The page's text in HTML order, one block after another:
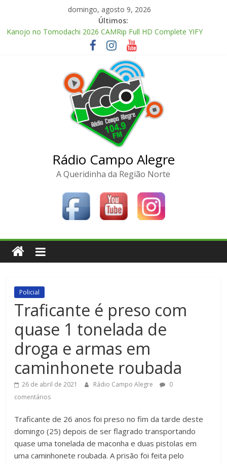
domingo, agosto 9, 2026
Últimos:
Kanojo no Tomodachi 2026 CAMRip Full HD Complete YIFY
Office 2024 Volume License 2026 Updated Torrent Dow𝚗l𝚘аd
The Love Hypothesis 2026 CAMRip UHD Proper FullMov𝗂e
Zhu Xian: Zuizhong Ji 2026 Clean Audio Extended M𝐚gn𝐞t L𝐢nk
McAfee Visual Trace Activated (x64) Reddit
Rádio Campo Alegre
A Queridinha da Região Norte
Policial
Traficante é preso com
quase 1 tonelada de
droga e armas em
caminhonete roubada
26 de abril de 2021 Rádio Campo Alegre
0
comentários
Traficante de 26 anos foi preso no fim da tarde deste
domingo (25) depois de ser flagrado transportando
quase uma tonelada de maconha e duas pistolas em
uma caminhonete roubada. A prisão foi feita pelo